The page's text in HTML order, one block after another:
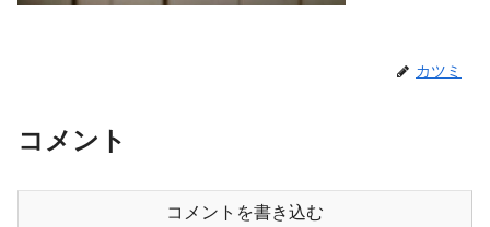
カツミ
コメント
コメントを書き込む